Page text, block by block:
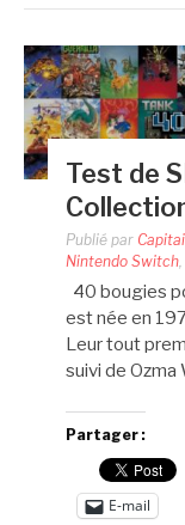
Test de
Publié par
Nintendo Switch,
40 bougies
est née en
Leur tout
suivi de Ozma
Partager :
E-mail